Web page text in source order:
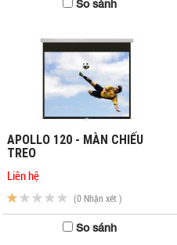
So sánh
APOLLO 120 - MÀN CHIẾU
TREO
Liên hệ
(0 Nhận xét )
So sánh